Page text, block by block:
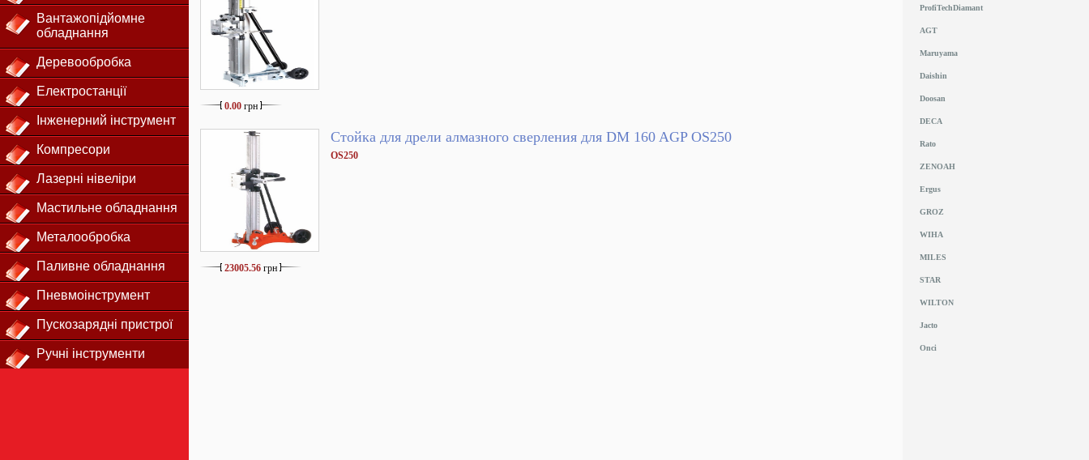
Вантажопідйомне
обладнання
Деревообробка
Електростанції
Інженерний інструмент
Компресори
Лазерні нівеліри
Мастильне обладнання
Металообробка
Паливне обладнання
Пневмоінструмент
Пускозарядні пристрої
Ручні інструменти
0.00 грн
23005.56 грн
Стойка для дрели алмазного сверления для DM 160 AGP OS250
OS250
ProfiTechDiamant
AGT
Maruyama
Daishin
Doosan
DECA
Rato
ZENOAH
Ergus
GROZ
WIHA
MILES
STAR
WILTON
Jacto
Onci